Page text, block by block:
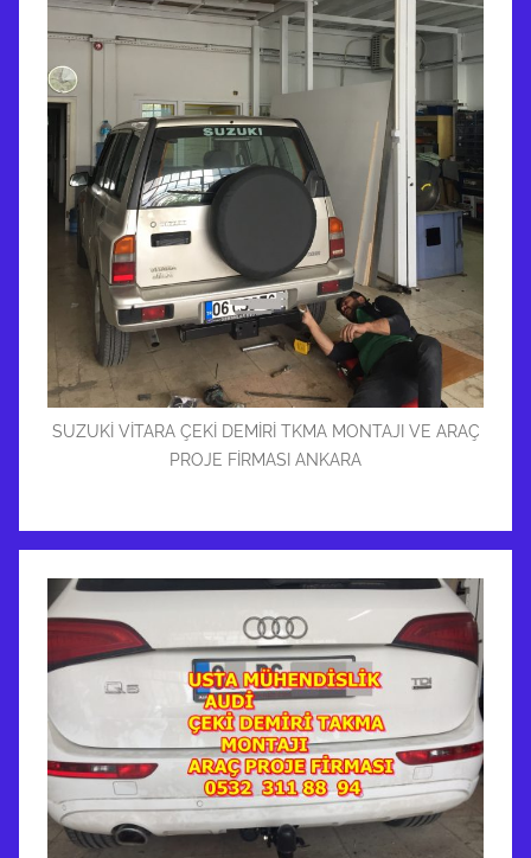
SUZUKİ VİTARA ÇEKİ DEMİRİ TKMA MONTAJI VE ARAÇ
PROJE FİRMASI ANKARA